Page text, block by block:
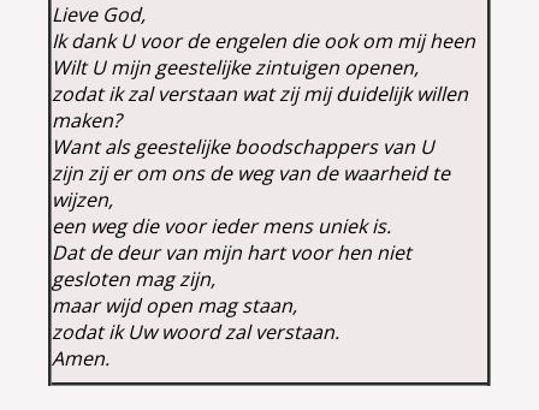
Lieve God,
Ik dank U voor de engelen die ook om mij heen
Wilt U mijn geestelijke zintuigen openen,
zodat ik zal verstaan wat zij mij duidelijk willen
maken?
Want als geestelijke boodschappers van U
zijn zij er om ons de weg van de waarheid te
wijzen,
een weg die voor ieder mens uniek is.
Dat de deur van mijn hart voor hen niet
gesloten mag zijn,
maar wijd open mag staan,
zodat ik Uw woord zal verstaan.
Amen.